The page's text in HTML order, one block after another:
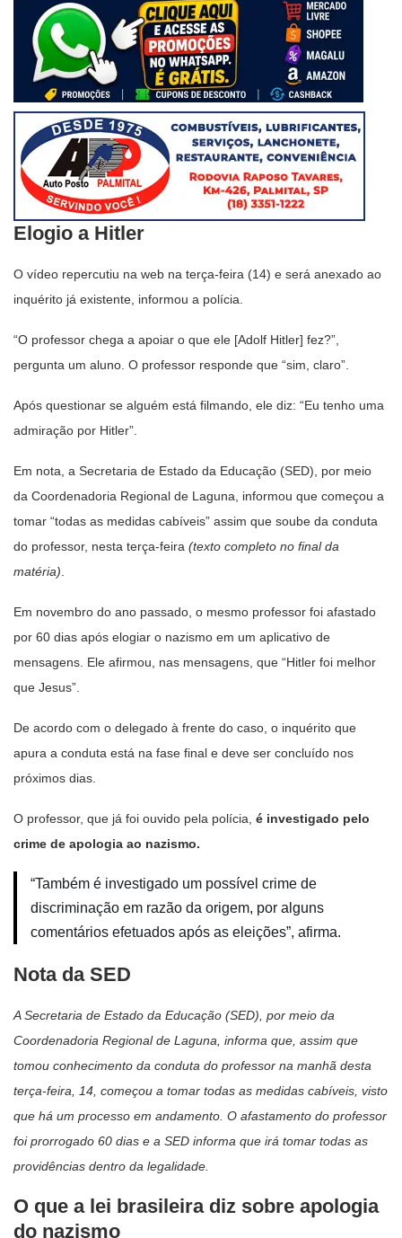
Elogio a Hitler
O vídeo repercutiu na web na terça-feira (14) e será anexado ao
inquérito já existente, informou a polícia.
“O professor chega a apoiar o que ele [Adolf Hitler] fez?”,
pergunta um aluno. O professor responde que “sim, claro”.
Após questionar se alguém está filmando, ele diz: “Eu tenho uma
admiração por Hitler”.
Em nota, a Secretaria de Estado da Educação (SED), por meio
da Coordenadoria Regional de Laguna, informou que começou a
tomar “todas as medidas cabíveis” assim que soube da conduta
do professor, nesta terça-feira (texto completo no final da
matéria)
Em novembro do ano passado, o mesmo professor foi afastado
por 60 dias após elogiar o nazismo em um aplicativo de
mensagens. Ele afirmou, nas mensagens, que “Hitler foi melhor
que Jesus”.
De acordo com o delegado à frente do caso, o inquérito que
apura a conduta está na fase final e deve ser concluído nos
próximos dias.
O professor, que já foi ouvido pela polícia, é investigado pelo
crime de apologia ao nazismo.
“Também é investigado um possível crime de
discriminação em razão da origem, por alguns
comentários efetuados após as eleições”, afirma.
Nota da SED
A Secretaria de Estado da Educação (SED), por meio da
Coordenadoria Regional de Laguna, informa que, assim que
tomou conhecimento da conduta do professor na manhã desta
terça-feira, 14, começou a tomar todas as medidas cabíveis, visto
que há um processo em andamento. O afastamento do professor
foi prorrogado 60 dias e a SED informa que irá tomar todas as
providências dentro da legalidade.
O que a lei brasileira diz sobre apologia
do nazismo